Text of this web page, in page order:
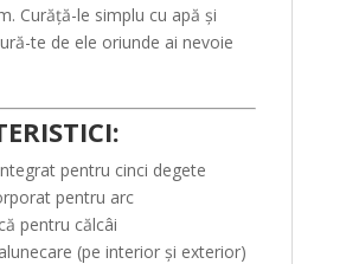
Curăță-le simplu cu apă și
te de ele oriunde ai nevoie
pentru cinci degete
pentru arc
pentru călcâi
(pe interior și exterior)